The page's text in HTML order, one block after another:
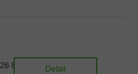
26 833 Kč Detail